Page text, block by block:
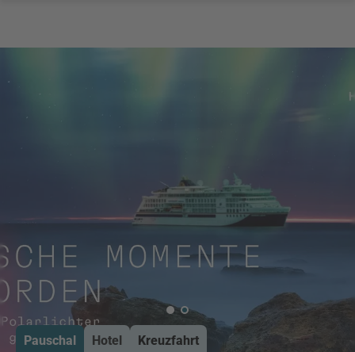
Pauschal Hotel Kreuzfahrt